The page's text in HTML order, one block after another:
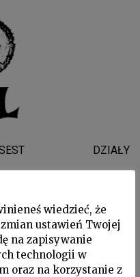
DZIAŁY
wiedzieć, że
ustawień Twojej
na zapisywanie
technologii w
oraz na korzystanie z